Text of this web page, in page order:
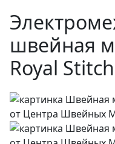
швейная
Royal